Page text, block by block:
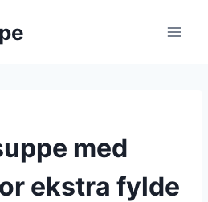
med
ekstra fylde